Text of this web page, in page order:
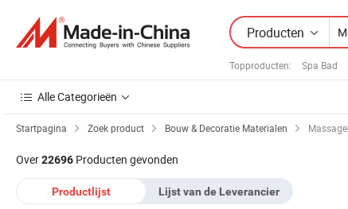
Producten
Topproducten: Spa Bad
Alle Categorieën
Startpagina Zoek product Bouw & Decoratie Materialen
Over22696 Producten gevonden
Productlijst Lijst van de Leverancier